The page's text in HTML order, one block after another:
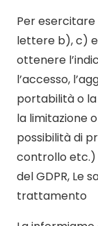
Per esercitare
lettere b), c) e
ottenere
l’accesso,
portabilità o
la limitazione
possibilità di
controllo etc.)
del GDPR, Le
trattamento